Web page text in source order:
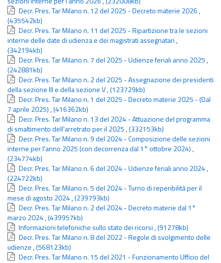
Decr. Pres. Tar Milano n. 12 del 2025 - Decreto materie 2026 ,
(435542kb)
Decr. Pres. Tar Milano n. 11 del 2025 - Ripartizione tra le sezioni
interne delle date di udienza e dei magistrati assegnatari ,
(342194kb)
Decr. Pres. Tar Milano n. 7 del 2025 - Udienze feriali anno 2025 ,
(242881kb)
Decr. Pres. Tar Milano n. 2 del 2025 - Assegnazione dei presidenti
della sezione III e della sezione V,(123729kb)
Decr. Pres. Tar Milano n. 1 del 2025 - Decreto materie 2025 - (Dal
7 aprile 2025) ,(416362kb)
Decr. Pres. Tar Milano n. 13 del 2024 - Attuazione del programma
di smaltimento dell’arretrato per il 2025 ,(332153kb)
Decr. Pres. Tar Milano n. 9 del 2024 - Composizione delle sezioni
interne per l'anno 2025 (con decorrenza dal 1° ottobre 2024) ,
(234774kb)
Decr. Pres. Tar Milano n. 6 del 2024 - Udienze feriali anno 2024,
(224722kb)
Decr. Pres. Tar Milano n. 5 del 2024 - Turno di reperibilità per il
mese di agosto 2024,(239793kb)
Decr. Pres. Tar Milano n. 2 del 2024 - Decreto materie dal 1°
marzo 2024,(439957kb)
Informazioni telefoniche sullo stato dei ricorsi ,(91278kb)
Decr. Pres. Tar Milano n. 8 del 2022 - Regole di svolgimento delle
udienze ,(568123kb)
Decr. Pres. Tar Milano n. 15 del 2021 - Funzionamento Ufficio del